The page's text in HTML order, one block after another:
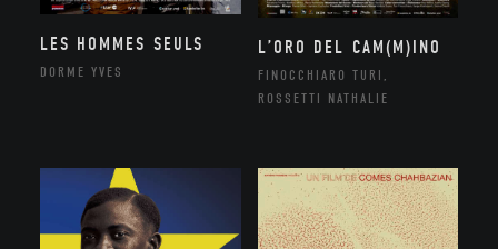
LES HOMMES SEULS
DORME YVES
L’ORO DEL CAM(M)INO
FINOCCHIARO TURI,
ROSSETTI NATHALIE